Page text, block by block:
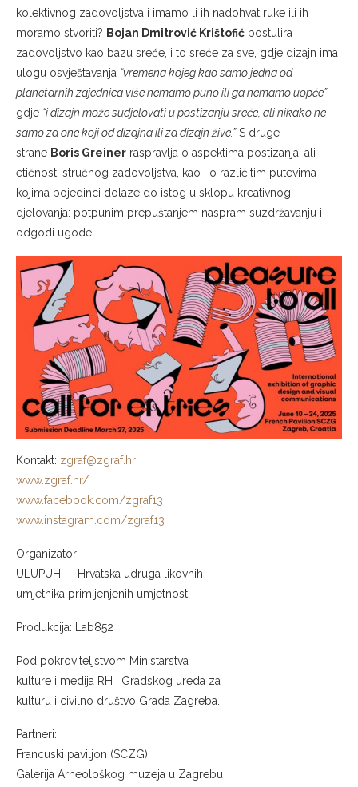
kolektivnog zadovoljstva i imamo li ih nadohvat ruke ili ih
moramo stvoriti? Bojan Dmitrović Krištofić postulira
zadovoljstvo kao bazu sreće, i to sreće za sve, gdje dizajn ima
ulogu osvještavanja “vremena kojeg kao samo jedna od
planetarnih zajednica više nemamo puno ili ga nemamo uopće”,
gdje “i dizajn može sudjelovati u postizanju sreće, ali nikako ne
samo za one koji od dizajna ili za dizajn žive.”S druge
strane Boris Greiner raspravlja o aspektima postizanja, ali i
etičnosti stručnog zadovoljstva, kao i o različitim putevima
kojima pojedinci dolaze do istog u sklopu kreativnog
djelovanja: potpunim prepuštanjem naspram suzdržavanju i
odgodi ugode.
Kontakt: zgraf@zgraf.hr
www.zgraf.hr/
www.facebook.com/zgraf13
www.instagram.com/zgraf13
Organizator:
ULUPUH — Hrvatska udruga likovnih
umjetnika primijenjenih umjetnosti
Produkcija: Lab852
Pod pokroviteljstvom Ministarstva
kulture i medija RH i Gradskog ureda za
kulturu i civilno društvo Grada Zagreba.
Partneri:
Francuski paviljon (SCZG)
Galerija Arheološkog muzeja u Zagrebu